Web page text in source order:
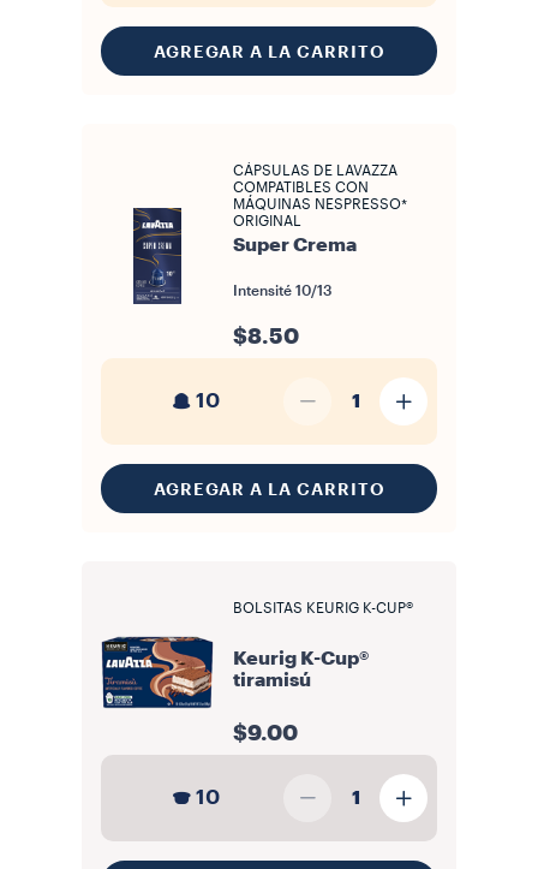
AGREGAR A LA CARRITO
CÁPSULAS DE LAVAZZA
COMPATIBLES CON
MÁQUINAS NESPRESSO*
ORIGINAL
Super Crema
Intensité 10/13
$8.50
10 1
AGREGAR A LA CARRITO
BOLSITAS KEURIG K-CUP®
Keurig K-Cup®
tiramisú
$9.00
10 1